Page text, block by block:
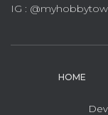
IG :
HOME